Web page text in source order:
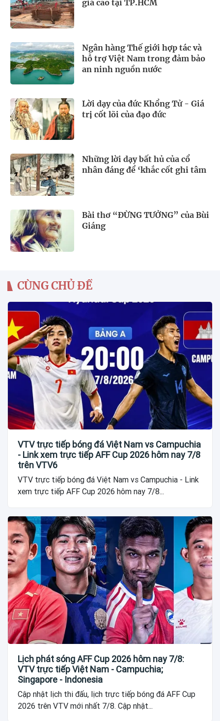
giá cao tại TP.HCM
Ngân hàng Thế giới hợp tác và
hỗ trợ Việt Nam trong đảm bảo
an ninh nguồn nước
Lời dạy của đức Khổng Tử - Giá
trị cốt lõi của đạo đức
Những lời dạy bất hủ của cổ
nhân đáng để ‘khắc cốt ghi tâm
Bài thơ “ĐỪNG TƯỞNG” của Bùi
Giáng
CÙNG CHỦ ĐỀ
VTV trực tiếp bóng đá Việt Nam vs Campuchia
- Link xem trực tiếp AFF Cup 2026 hôm nay 7/8
trên VTV6
VTV trực tiếp bóng đá Việt Nam vs Campuchia - Link
xem trực tiếp AFF Cup 2026 hôm nay 7/8...
Lịch phát sóng AFF Cup 2026 hôm nay 7/8:
VTV trực tiếp Việt Nam - Campuchia;
Singapore - Indonesia
Cập nhật lịch thi đấu, lịch trực tiếp bóng đá AFF Cup
2026 trên VTV mới nhất 7/8. Cập nhật...